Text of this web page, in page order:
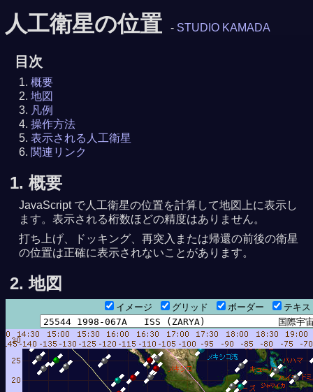
人工衛星の位置 - STUDIO KAMADA
目次
概要
地図
凡例
操作方法
表示される人工衛星
関連リンク
1. 概要
JavaScript で人工衛星の位置を計算して地図上に表示し
ます。表示される桁数ほどの精度はありません。
打ち上げ、ドッキング、再突入または帰還の前後の衛星
の位置は正確に表示されないことがあります。
2. 地図
イメージ グリッド ボーダー テキ
分21秒